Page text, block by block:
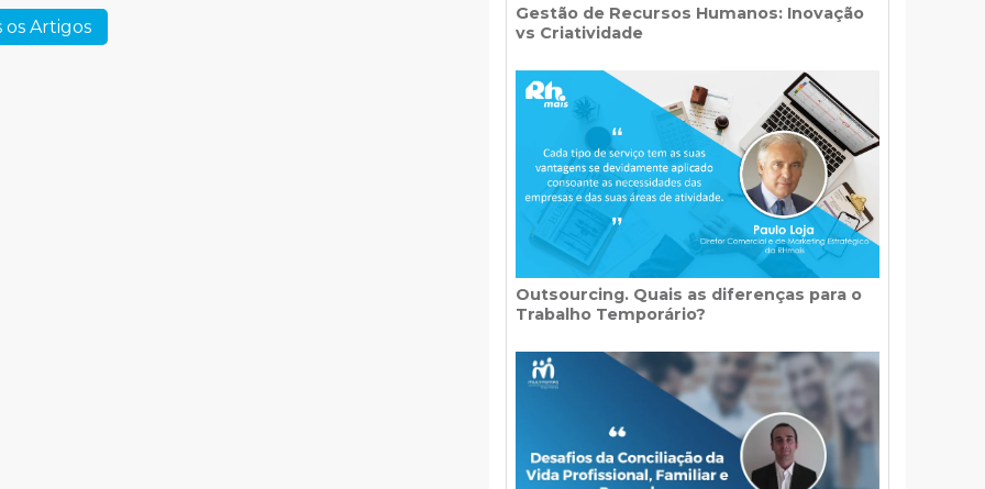
os Artigos
Gestão de Recursos Humanos: Inovação
vs Criatividade
Outsourcing. Quais as diferenças para o
Trabalho Temporário?